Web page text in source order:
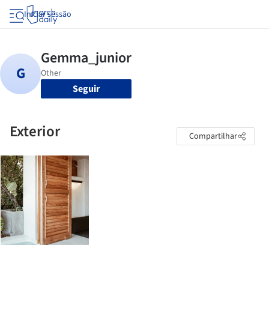
Iniciar sessão
Seguir
Exterior Compartilhar